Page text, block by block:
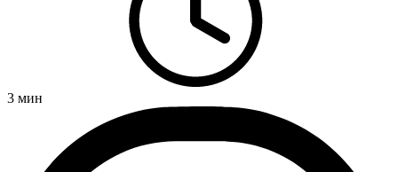
3 мин